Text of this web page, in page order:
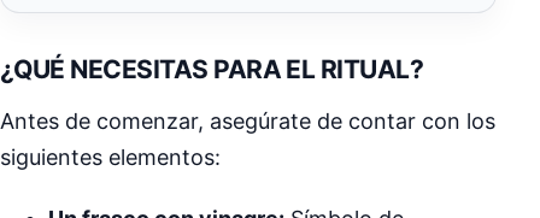
¿QUÉ NECESITAS PARA EL RITUAL?
Antes de comenzar, asegúrate de contar con los
siguientes elementos: